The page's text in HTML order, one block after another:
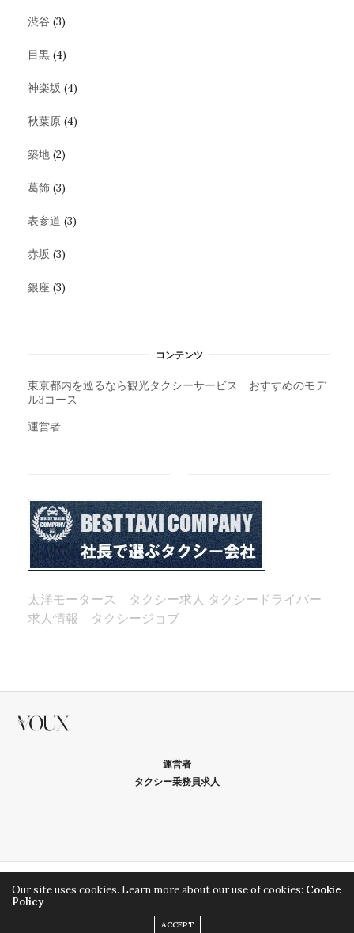
渋谷 (3)
目黒 (4)
神楽坂 (4)
秋葉原 (4)
築地 (2)
葛飾 (3)
表参道 (3)
赤坂 (3)
銀座 (3)
コンテンツ
東京都内を巡るなら観光タクシーサービス おすすめのモデ
ル3コース
運営者
–
太洋モータース タクシー求人 タクシードライバー
求人情報 タクシージョブ
運営者
タクシー乗務員求人
タクシー観光・グルメ情報
Our site uses cookies. Learn more about our use of cookies: Cookie
Policy
ACCEPT